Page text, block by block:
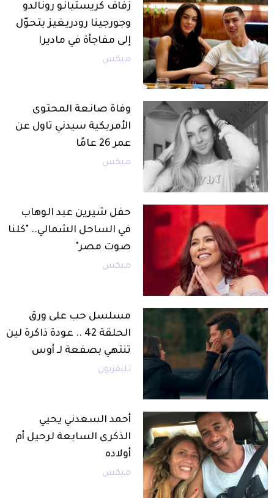
زفاف كريستيانو رونالدو
وجورجينا رودريغيز يتحوّل
إلى مفاجأة في ماديرا
ميكس
وفاة صانعة المحتوى
الأمريكية سيدني تاول عن
عمر 26 عامًا
ميكس
حفل شيرين عبد الوهاب
في الساحل الشمالي.. "كلنا
صوت مصر"
ميكس
مسلسل حب على ورق
الحلقة 42 .. عودة ذاكرة لين
تنتهي بصفعة لـ أوس
تليفزيون
أحمد السعدني يحيي
الذكرى السابعة لرحيل أم
أولاده
ميكس